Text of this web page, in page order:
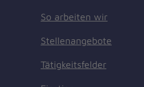
So arbeiten wir
Stellenangebote
Tätigkeitsfelder